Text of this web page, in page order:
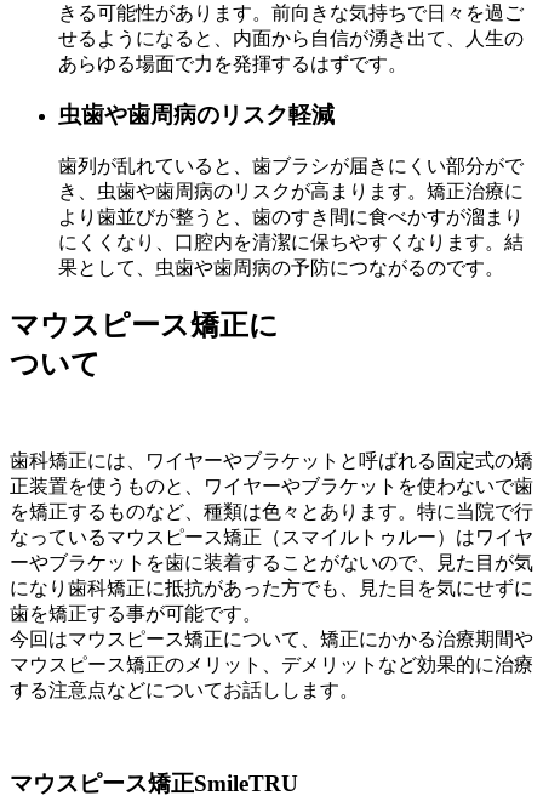
きる可能性があります。前向きな気持ちで日々を過ご
せるようになると、内面から自信が湧き出て、人生の
あらゆる場面で力を発揮するはずです。
虫歯や歯周病のリスク軽減
歯列が乱れていると、歯ブラシが届きにくい部分がで
き、虫歯や歯周病のリスクが高まります。矯正治療に
より歯並びが整うと、歯のすき間に食べかすが溜まり
にくくなり、口腔内を清潔に保ちやすくなります。結
果として、虫歯や歯周病の予防につながるのです。
マウスピース矯正に
ついて
歯科矯正には、ワイヤーやブラケットと呼ばれる固定式の矯
正装置を使うものと、ワイヤーやブラケットを使わないで歯
を矯正するものなど、種類は色々とあります。特に当院で行
なっているマウスピース矯正（スマイルトゥルー）はワイヤ
ーやブラケットを歯に装着することがないので、見た目が気
になり歯科矯正に抵抗があった方でも、見た目を気にせずに
歯を矯正する事が可能です。
今回はマウスピース矯正について、矯正にかかる治療期間や
マウスピース矯正のメリット、デメリットなど効果的に治療
する注意点などについてお話しします。
マウスピース矯正SmileTRU